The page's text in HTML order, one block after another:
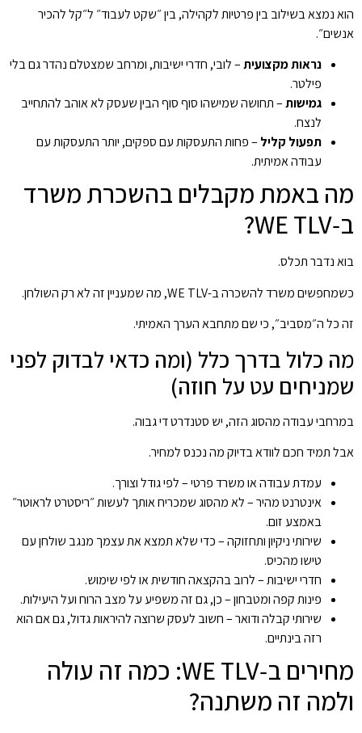
הוא נמצא בשילוב בין פרטיות לקהילה, בין ״שקט לעבוד״ ל״קל להכיר
אנשים״.
נראות מקצועית– לובי, חדרי ישיבות, ומרחב שמצטלם נהדר גם בלי
פילטר.
גמישות– תחושה שמישהו סוף סוף הבין שעסק לא אוהב להתחייב
לנצח.
תפעול קליל – פחות התעסקות עם ספקים, יותר התעסקות עם
עבודה אמיתית.
מה באמת מקבלים בהשכרת משרד
ב‑WE TLV?
בוא נדבר תכלס.
כשמחפשים משרד להשכרה ב-WE TLV, מה שמעניין זה לא רק השולחן.
זה כל ה״מסביב״, כי שם מתחבא הערך האמיתי.
מה כלול בדרך כלל (ומה כדאי לבדוק לפני
שמניחים עט על חוזה)
במרחבי עבודה מהסוג הזה, יש סטנדרט די גבוה.
אבל תמיד חכם לוודא בדיוק מה נכנס למחיר.
עמדת עבודה או משרד פרטי – לפי גודל וצורך.
אינטרנט מהיר – לא מהסוג שמכריח אותך לעשות ״ריסטרט לראוטר״
באמצע זום.
שירותי ניקיון ותחזוקה – כדי שלא תמצא את עצמך מנגב שולחן עם
טישו מהכיס.
חדרי ישיבות – לרוב בהקצאה חודשית או לפי שימוש.
פינות קפה ומטבחון – כן, גם זה משפיע על מצב הרוח ועל היעילות.
שירותי קבלה ודואר – חשוב לעסק שרוצה להיראות גדול, גם אם הוא
רזה בינתיים.
מחירים ב‑WE TLV: כמה זה עולה
ולמה זה משתנה?